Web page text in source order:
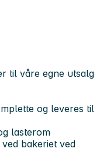
til våre egne utsalg
og leveres til
lasterom
bakeriet ved